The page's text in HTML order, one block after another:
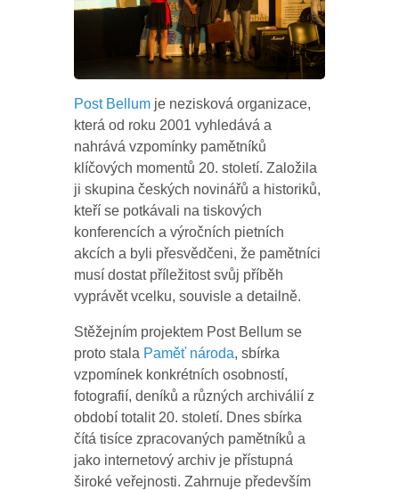
Post Bellum je nezisková organizace,
která od roku 2001 vyhledává a
nahrává vzpomínky pamětníků
klíčových momentů 20. století. Založila
ji skupina českých novinářů a historiků,
kteří se potkávali na tiskových
konferencích a výročních pietních
akcích a byli přesvědčeni, že pamětníci
musí dostat příležitost svůj příběh
vyprávět vcelku, souvisle a detailně.
Stěžejním projektem Post Bellum se
proto stala Paměť národa, sbírka
vzpomínek konkrétních osobností,
fotografií, deníků a různých archiválií z
období totalit 20. století. Dnes sbírka
čítá tisíce zpracovaných pamětníků a
jako internetový archiv je přístupná
široké veřejnosti. Zahrnuje především